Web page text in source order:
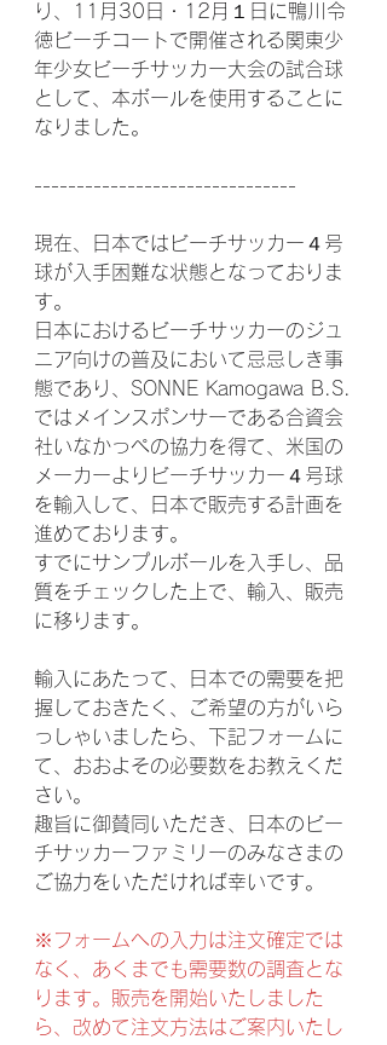
り、11月30日・12月１日に鴨川令
徳ビーチコートで開催される関東少
年少女ビーチサッカー大会の試合球
として、本ボールを使用することに
なりました。
-------------------------------
現在、日本ではビーチサッカー４号
球が入手困難な状態となっておりま
す。
日本におけるビーチサッカーのジュ
ニア向けの普及において忌忌しき事
態であり、SONNE Kamogawa B.S.
ではメインスポンサーである合資会
社いなかっぺの協力を得て、米国の
メーカーよりビーチサッカー４号球
を輸入して、日本で販売する計画を
進めております。
すでにサンプルボールを入手し、品
質をチェックした上で、輸入、販売
に移ります。
輸入にあたって、日本での需要を把
握しておきたく、ご希望の方がいら
っしゃいましたら、下記フォームに
て、おおよその必要数をお教えくだ
さい。
趣旨に御賛同いただき、日本のビー
チサッカーファミリーのみなさまの
ご協力をいただければ幸いです。
※フォームへの入力は注文確定では
なく、あくまでも需要数の調査とな
ります。販売を開始いたしました
ら、改めて注文方法はご案内いたし